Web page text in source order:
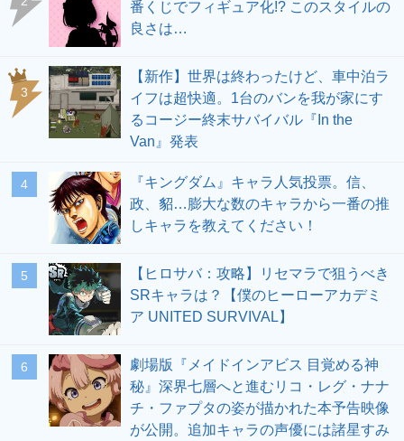
番くじでフィギュア化!? このスタイルの
良さは…
3
【新作】世界は終わったけど、車中泊ラ
イフは超快適。1台のバンを我が家にす
るコージー終末サバイバル『In the
Van』発表
4
『キングダム』キャラ人気投票。信、
政、貂…膨大な数のキャラから一番の推
しキャラを教えてください！
5
【ヒロサバ：攻略】リセマラで狙うべき
SRキャラは？【僕のヒーローアカデミ
ア UNITED SURVIVAL】
6
劇場版『メイドインアビス 目覚める神
秘』深界七層へと進むリコ・レグ・ナナ
チ・ファプタの姿が描かれた本予告映像
が公開。追加キャラの声優には諸星すみ